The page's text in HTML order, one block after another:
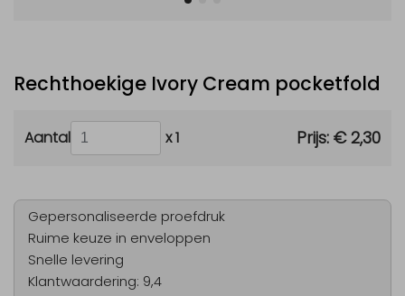
Rechthoekige Ivory Cream pocketfold
Aantal x 1 Prijs: € 2,30
Gepersonaliseerde proefdruk
Ruime keuze in enveloppen
Snelle levering
Klantwaardering: 9,4